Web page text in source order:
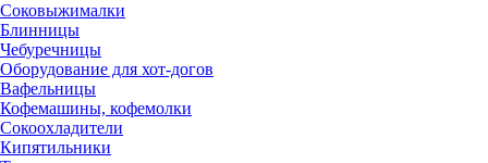
Соковыжималки
Блинницы
Чебуречницы
Оборудование для хот-догов
Вафельницы
Кофемашины, кофемолки
Сокоохладители
Кипятильники